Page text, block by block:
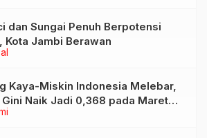
dan Sungai Penuh Berpotensi
Kota Jambi Berawan
Kaya-Miskin Indonesia Melebar,
Gini Naik Jadi 0,368 pada Maret